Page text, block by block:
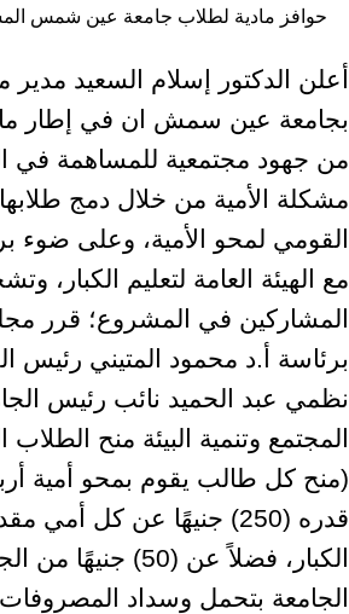
حوافز مادية لطلاب جامعة عين شمس
أعلن الدكتور إسلام السعيد مدير
بجامعة عين سمش ان في إطار ما
من جهود مجتمعية للمساهمة في
مشكلة الأمية من خلال دمج
القومي لمحو الأمية، وعلى ضوء
مع الهيئة العامة لتعليم الكبار،
المشاركين في المشروع؛ قرر
برئاسة أ.د محمود المتيني رئيس
نظمي عبد الحميد نائب رئيس
المجتمع وتنمية البيئة منح الطلاب
(منح كل طالب يقوم بمحو أمية
قدره (250) جنيهًا عن كل
الكبار، فضلاً عن (50)
الجامعة بتحمل وسداد المصروفات